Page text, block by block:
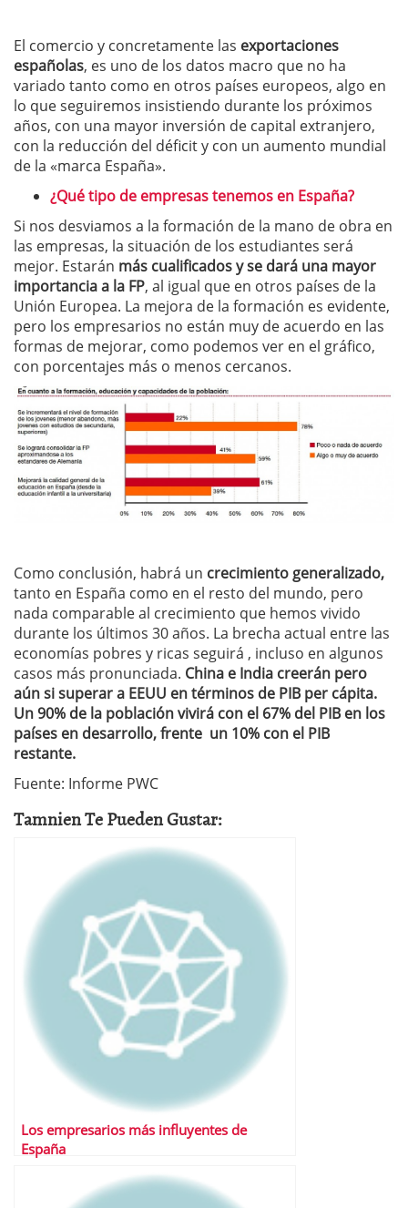
El comercio y concretamente las exportaciones
españolas, es uno de los datos macro que no ha
variado tanto como en otros países europeos, algo en
lo que seguiremos insistiendo durante los próximos
años, con una mayor inversión de capital extranjero,
con la reducción del déficit y con un aumento mundial
de la «marca España».
¿Qué tipo de empresas tenemos en España?
Si nos desviamos a la formación de la mano de obra en
las empresas, la situación de los estudiantes será
mejor. Estarán más cualificados y se dará una mayor
importancia a la FP, al igual que en otros países de la
Unión Europea. La mejora de la formación es evidente,
pero los empresarios no están muy de acuerdo en las
formas de mejorar, como podemos ver en el gráfico,
con porcentajes más o menos cercanos.
Como conclusión, habrá un crecimiento generalizado,
tanto en España como en el resto del mundo, pero
nada comparable al crecimiento que hemos vivido
durante los últimos 30 años. La brecha actual entre las
economías pobres y ricas seguirá , incluso en algunos
casos más pronunciada. China e India creerán pero
aún si superar a EEUU en términos de PIB per cápita.
Un 90% de la población vivirá con el 67% del PIB en los
países en desarrollo, frente un 10% con el PIB
restante.
Fuente: Informe PWC
Tamnien Te Pueden Gustar:
Los empresarios más influyentes de
España